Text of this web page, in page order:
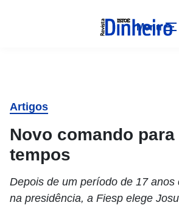
Menu
Artigos
Novo comando
tempos
Depois de um período de 17 anos
na presidência, a Fiesp elege